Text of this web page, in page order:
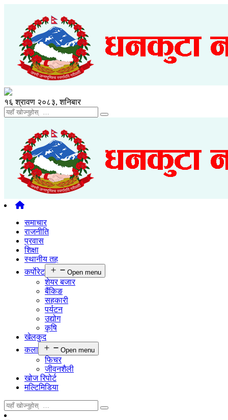
१६ श्रावण २०८३, शनिबार
समाचार
राजनीति
प्रवास
शिक्षा
स्थानीय तह
कर्पाेरेट
Open menu
शेयर बजार
बैंकिङ
सहकारी
पर्यटन
उद्योग
कृषि
खेलकुद
कला
Open menu
फिचर
जीवनशैली
खोज रिपोर्ट
मल्टिमिडिया